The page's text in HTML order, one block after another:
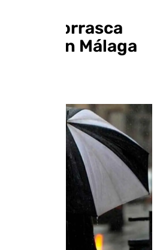
de la borrasca
en Málaga